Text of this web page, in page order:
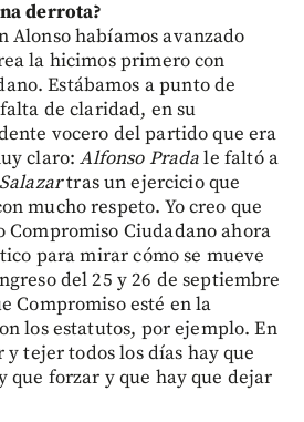
derrota?
Alonso habíamos avanzado
la hicimos primero con
Estábamos a punto de
de claridad, en su
vocero del partido que era
claro:Alfonso Pradale faltó a
tras un ejercicio que
mucho respeto. Yo creo que
Compromiso Ciudadano ahora
para mirar cómo se mueve
del 25 y 26 de septiembre
Compromiso esté en la
los estatutos, por ejemplo. En
tejer todos los días hay que
que forzar y que hay que dejar